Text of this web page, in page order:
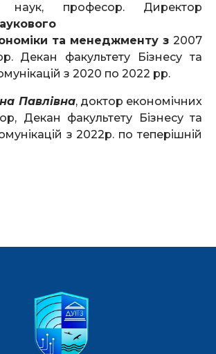
наук, професор. Директор
та менеджменту з 2007
Декан факультету Бізнесу та
з 2020 по 2022 рр.
Павлівна, доктор економічних
Декан факультету Бізнесу та
з 2022р. по теперішній